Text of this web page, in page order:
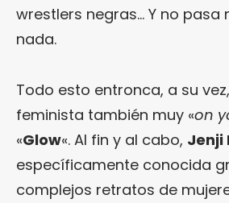
wrestlers negras… Y no pasa
nada.
Todo esto entronca, a su
feminista también muy «on
«Glow«. Al fin y al cabo, Jenji
específicamente conocida
complejos retratos de